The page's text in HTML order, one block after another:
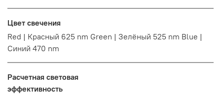
Цвет свечения
Red | Красный 625 nm Green | Зелёный 525 nm Blue |
Синий 470 nm
Расчетная световая
эффективность